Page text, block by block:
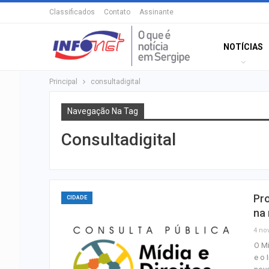
Classificados Contato Assinante
NOTÍCIAS
Principal consultadigital
Navegação Na Tag
Consultadigital
CIDADE
na
4
O
e o